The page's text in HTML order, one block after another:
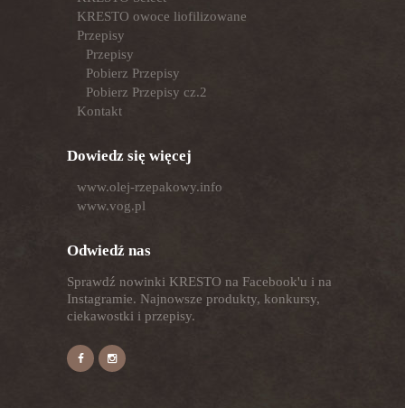
KRESTO owoce liofilizowane
Przepisy
Przepisy
Pobierz Przepisy
Pobierz Przepisy cz.2
Kontakt
Dowiedz się więcej
www.olej-rzepakowy.info
www.vog.pl
Odwiedź nas
Sprawdź nowinki KRESTO na Facebook'u i na
Instagramie. Najnowsze produkty, konkursy,
ciekawostki i przepisy.